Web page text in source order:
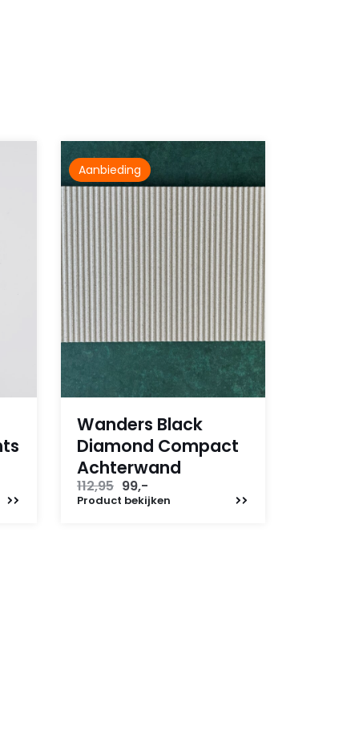
Aanbieding
Wanders Black
Diamond Compact
Achterwand
112,95 Oorspronkelijke
prijs
99,-
prijs
Product bekijken